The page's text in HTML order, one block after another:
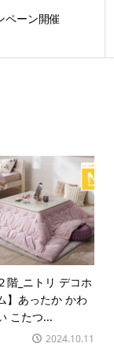
ペーン開催
階_ニトリ デコホ
】あったか かわ
こたつ...
2024.10.11